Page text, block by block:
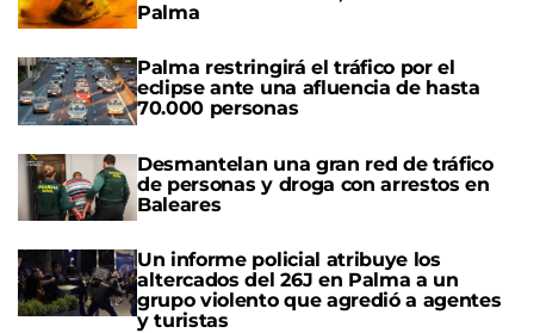
Palma
Palma restringirá el tráfico por el
eclipse ante una afluencia de hasta
70.000 personas
Desmantelan una gran red de tráfico
de personas y droga con arrestos en
Baleares
Un informe policial atribuye los
altercados del 26J en Palma a un
grupo violento que agredió a agentes
y turistas